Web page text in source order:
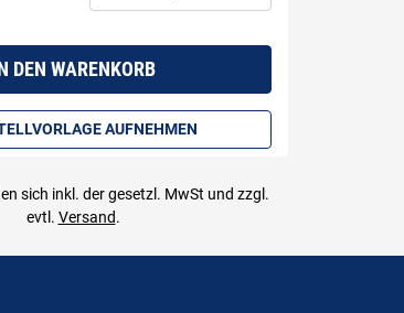
DEN WARENKORB
AUFNEHMEN
sich inkl. der gesetzl. MwSt und zzgl.
evtl. Versand.